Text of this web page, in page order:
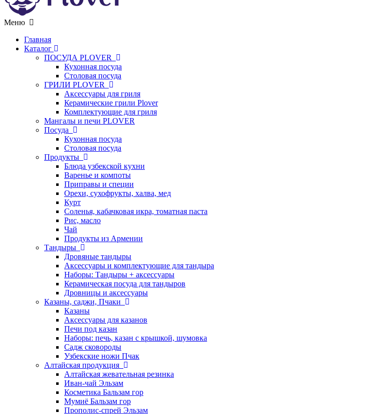
Меню
Главная
Каталог
ПОСУДА PLOVER
Кухонная посуда
Столовая посуда
ГРИЛИ PLOVER
Аксессуары для гриля
Керамические грили Plover
Комплектующие для гриля
Мангалы и печи PLOVER
Посуда
Кухонная посуда
Столовая посуда
Продукты
Блюда узбекской кухни
Варенье и компоты
Приправы и специи
Орехи, сухофрукты, халва, мед
Курт
Соленья, кабачковая икра, томатная паста
Рис, масло
Чай
Продукты из Армении
Тандыры
Дровяные тандыры
Аксессуары и комплектующие для тандыра
Наборы: Тандыры + аксессуары
Керамическая посуда для тандыров
Дровницы и аксессуары
Казаны, саджи, Пчаки
Казаны
Аксессуары для казанов
Печи под казан
Наборы: печь, казан с крышкой, шумовка
Садж сковороды
Узбекские ножи Пчак
Алтайская продукция
Алтайская жевательная резинка
Иван-чай Эльзам
Косметика Бальзам гор
Мумиё Бальзам гор
Прополис-спрей Эльзам